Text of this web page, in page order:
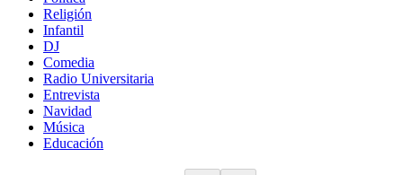
Religión
Infantil
DJ
Comedia
Radio Universitaria
Entrevista
Navidad
Música
Educación